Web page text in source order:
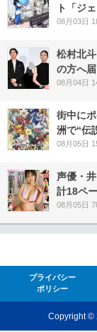
ト「ジ
08月03日
松村北
の方へ届
08月04日
街中に
洲で“伝
08月05日
声優・
計18ペ
08月05日 7
プライバシー
ポリシー
Copyright ©